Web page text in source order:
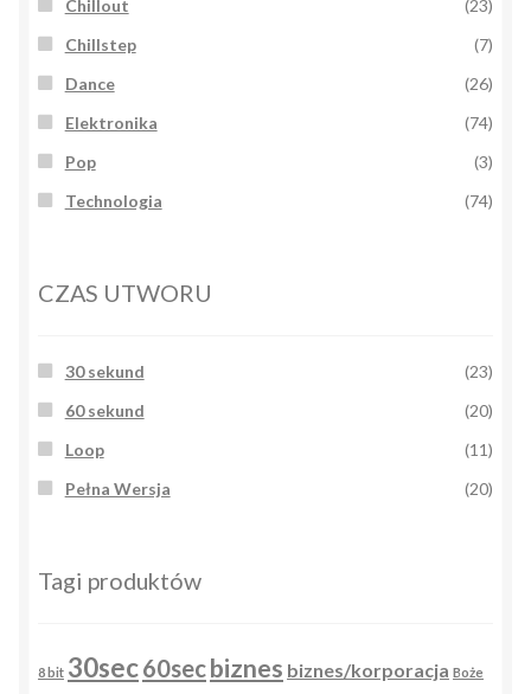
Chillout
(23)
Chillstep
(7)
Dance
(26)
Elektronika
(74)
Pop
(3)
Technologia
(74)
CZAS UTWORU
30 sekund
(23)
60 sekund
(20)
Loop
(11)
Pełna Wersja
(20)
Tagi produktów
8 bit 30sec60secbiznes biznes/korporacja Boże